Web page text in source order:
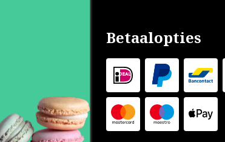
Betaalopties